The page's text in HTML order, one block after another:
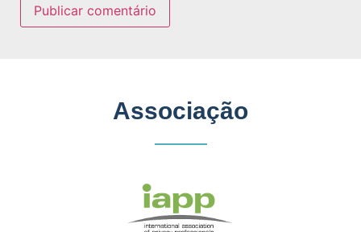
Associação